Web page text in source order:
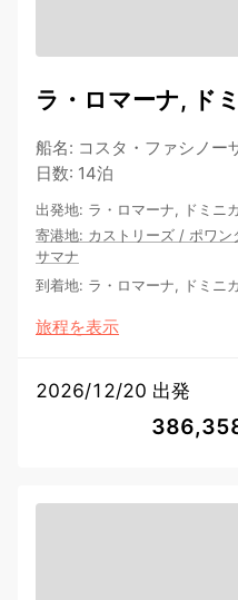
ラ・ロマーナ, ド
船名: コスタ・ファシノー
日数: 14泊
出発地: ラ・ロマーナ, ドミニ
寄港地: カストリーズ / ポワン
サマナ
到着地: ラ・ロマーナ, ドミニ
旅程を表示
2026/12/20 出発